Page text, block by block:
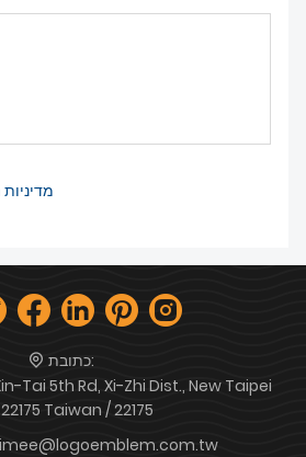
כתובת:
Tai 5th Rd, Xi-Zhi Dist., New Taipei
Taiwan / 22175